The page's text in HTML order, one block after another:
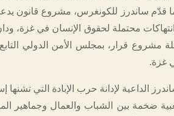
قدّم ساندرز للكونغرس، مشروع قانون يدعو
محتملة لحقوق الإنسان في غزة،
مشروع قرار، بمجلس الأمن الدولي
غزة.
الداعية لإدانة حرب الإبادة التي
ضخمة بين الشباب والعمال وجماهير